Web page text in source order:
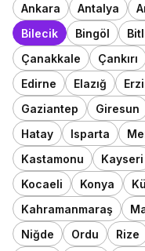
Ankara
Antalya
Bilecik
Bingöl
Çanakkale
Çankırı
Edirne
Elazığ
Gaziantep
Giresun
Hatay
Isparta
Kastamonu
Kayseri
Kocaeli
Konya
Kahramanmaraş
Niğde
Ordu Rize